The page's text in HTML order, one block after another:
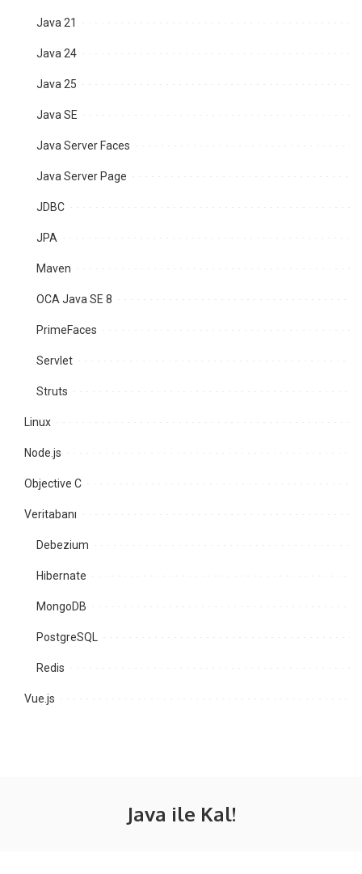
Java 21
Java 24
Java 25
Java SE
Java Server Faces
Java Server Page
JDBC
JPA
Maven
OCA Java SE 8
PrimeFaces
Servlet
Struts
Linux
Node.js
Objective C
Veritabanı
Debezium
Hibernate
MongoDB
PostgreSQL
Redis
Vue.js
Java ile Kal!